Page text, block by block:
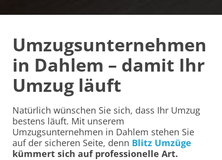
Umzugsunternehmen
in Dahlem – damit Ihr
Umzug läuft
Natürlich wünschen Sie sich, dass Ihr Umzug
bestens läuft. Mit unserem
Umzugsunternehmen in Dahlem stehen Sie
auf der sicheren Seite, denn Blitz Umzüge
kümmert sich auf professionelle Art.